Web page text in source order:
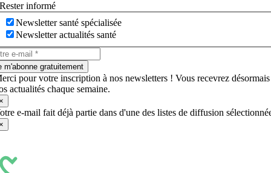
Rester informé
Newsletter santé spécialisée
Newsletter actualités santé
m'abonne gratuitement
pour votre inscription à nos newsletters ! Vous recevrez désormais
actualités chaque semaine.
e-mail fait déjà partie dans d'une des listes de diffusion